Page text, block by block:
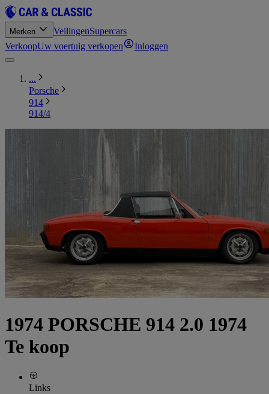
Merken VeilingenSupercars
VerkoopUw voertuig verkopen Inloggen
...
Porsche
914
914/4
1974 PORSCHE 914 2.0 1974
Te koop
Links